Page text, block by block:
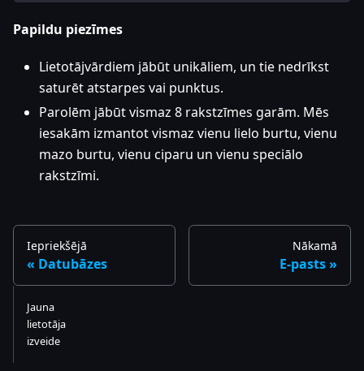
Papildu piezīmes
Lietotājvārdiem jābūt unikāliem, un tie nedrīkst
saturēt atstarpes vai punktus.
Parolēm jābūt vismaz 8 rakstzīmes garām. Mēs
iesakām izmantot vismaz vienu lielo burtu, vienu
mazo burtu, vienu ciparu un vienu speciālo
rakstzīmi.
Iepriekšējā
Datubāzes
Nākamā
E-pasts
Jauna
lietotāja
izveide